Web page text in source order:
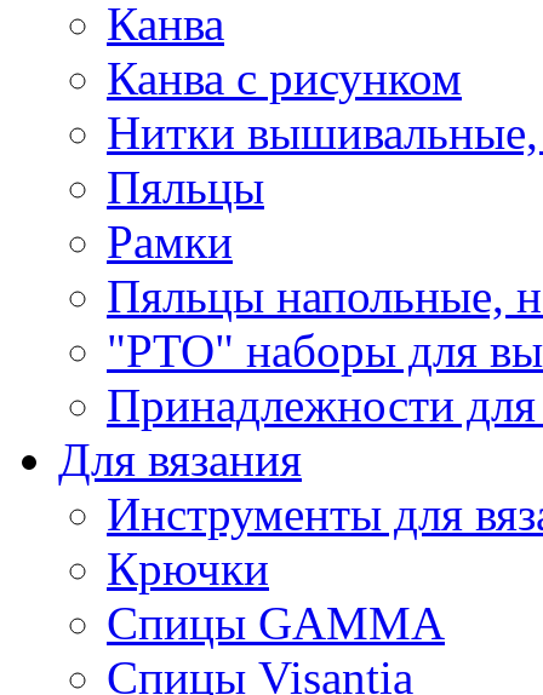
Канва
Канва с рисунком
Нитки
Пяльцы
Рамки
Пяльцы напольные,
"РТО" наборы для
Принадлежности
Для вязания
Инструменты для
Крючки
Спицы GAMMA
Спицы Visantia